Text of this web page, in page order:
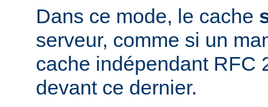
Dans ce mode, le cache
serveur, comme si un
cache indépendant RFC
devant ce dernier.